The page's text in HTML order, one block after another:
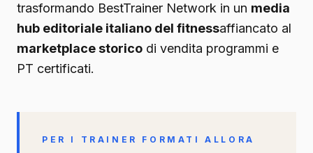
trasformando BestTrainer Network in un media
hub editoriale italiano del fitnessaffiancato al
marketplace storico di vendita programmi e
PT certificati.
PER I TRAINER FORMATI ALLORA